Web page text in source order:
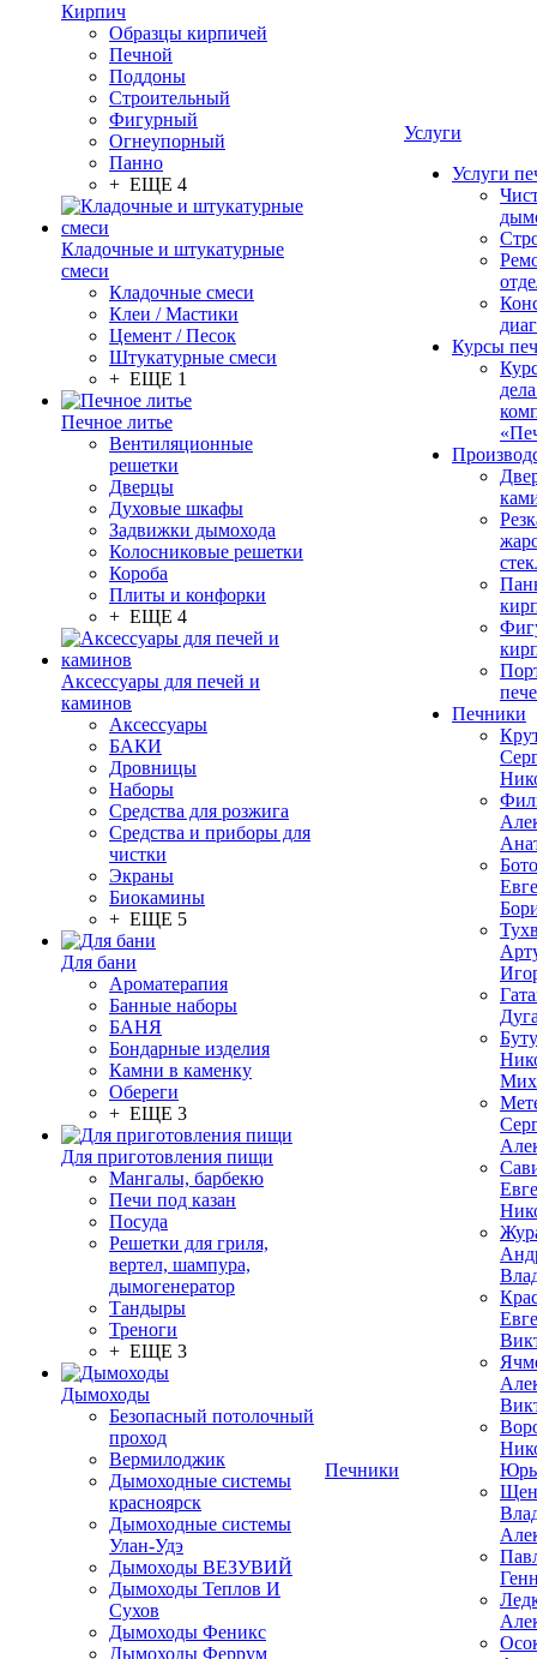
Кирпич
Образцы кирпичей
Печной
Поддоны
Строительный
Фигурный
Огнеупорный
Панно
+ ЕЩЕ 4
Кладочные и штукатурные
смеси
Кладочные смеси
Клеи / Мастики
Цемент / Песок
Штукатурные смеси
+ ЕЩЕ 1
Печное литье
Вентиляционные
решетки
Дверцы
Духовые шкафы
Задвижки дымохода
Колосниковые решетки
Короба
Плиты и конфорки
+ ЕЩЕ 4
Аксессуары для печей и
каминов
Аксессуары
БАКИ
Дровницы
Наборы
Средства для розжига
Средства и приборы для
чистки
Экраны
Биокамины
+ ЕЩЕ 5
Для бани
Ароматерапия
Банные наборы
БАНЯ
Бондарные изделия
Камни в каменку
Обереги
+ ЕЩЕ 3
Для приготовления пищи
Мангалы, барбекю
Печи под казан
Посуда
Решетки для гриля,
вертел, шампура,
дымогенератор
Тандыры
Треноги
+ ЕЩЕ 3
Дымоходы
Безопасный потолочный
проход
Вермилоджик
Дымоходные системы
красноярск
Дымоходные системы
Улан-Удэ
Дымоходы ВЕЗУВИЙ
Дымоходы Теплов И
Сухов
Дымоходы Феникс
Дымоходы Феррум
Печники
Услуги
Услуги
Курсы
Печники